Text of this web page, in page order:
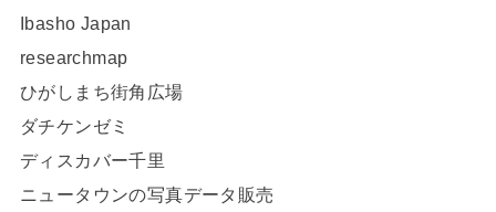
Ibasho Japan
researchmap
ひがしまち街角広場
ダチケンゼミ
ディスカバー千里
ニュータウンの写真データ販売